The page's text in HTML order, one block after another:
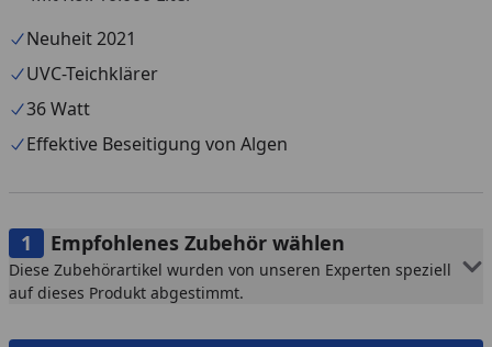
Neuheit 2021
UVC-Teichklärer
36 Watt
Effektive Beseitigung von Algen
Empfohlenes Zubehör wählen
Diese Zubehörartikel wurden von unseren Experten speziell
auf dieses Produkt abgestimmt.